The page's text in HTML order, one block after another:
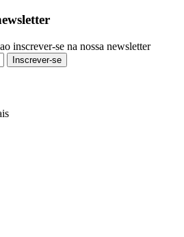
inscrever-se na nossa newsletter
Inscrever-se